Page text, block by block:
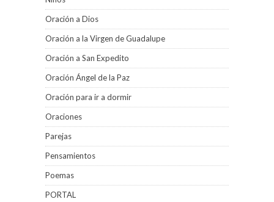
Oración a Dios
Oración a la Virgen de Guadalupe
Oración a San Expedito
Oración Ángel de la Paz
Oración para ir a dormir
Oraciones
Parejas
Pensamientos
Poemas
PORTAL